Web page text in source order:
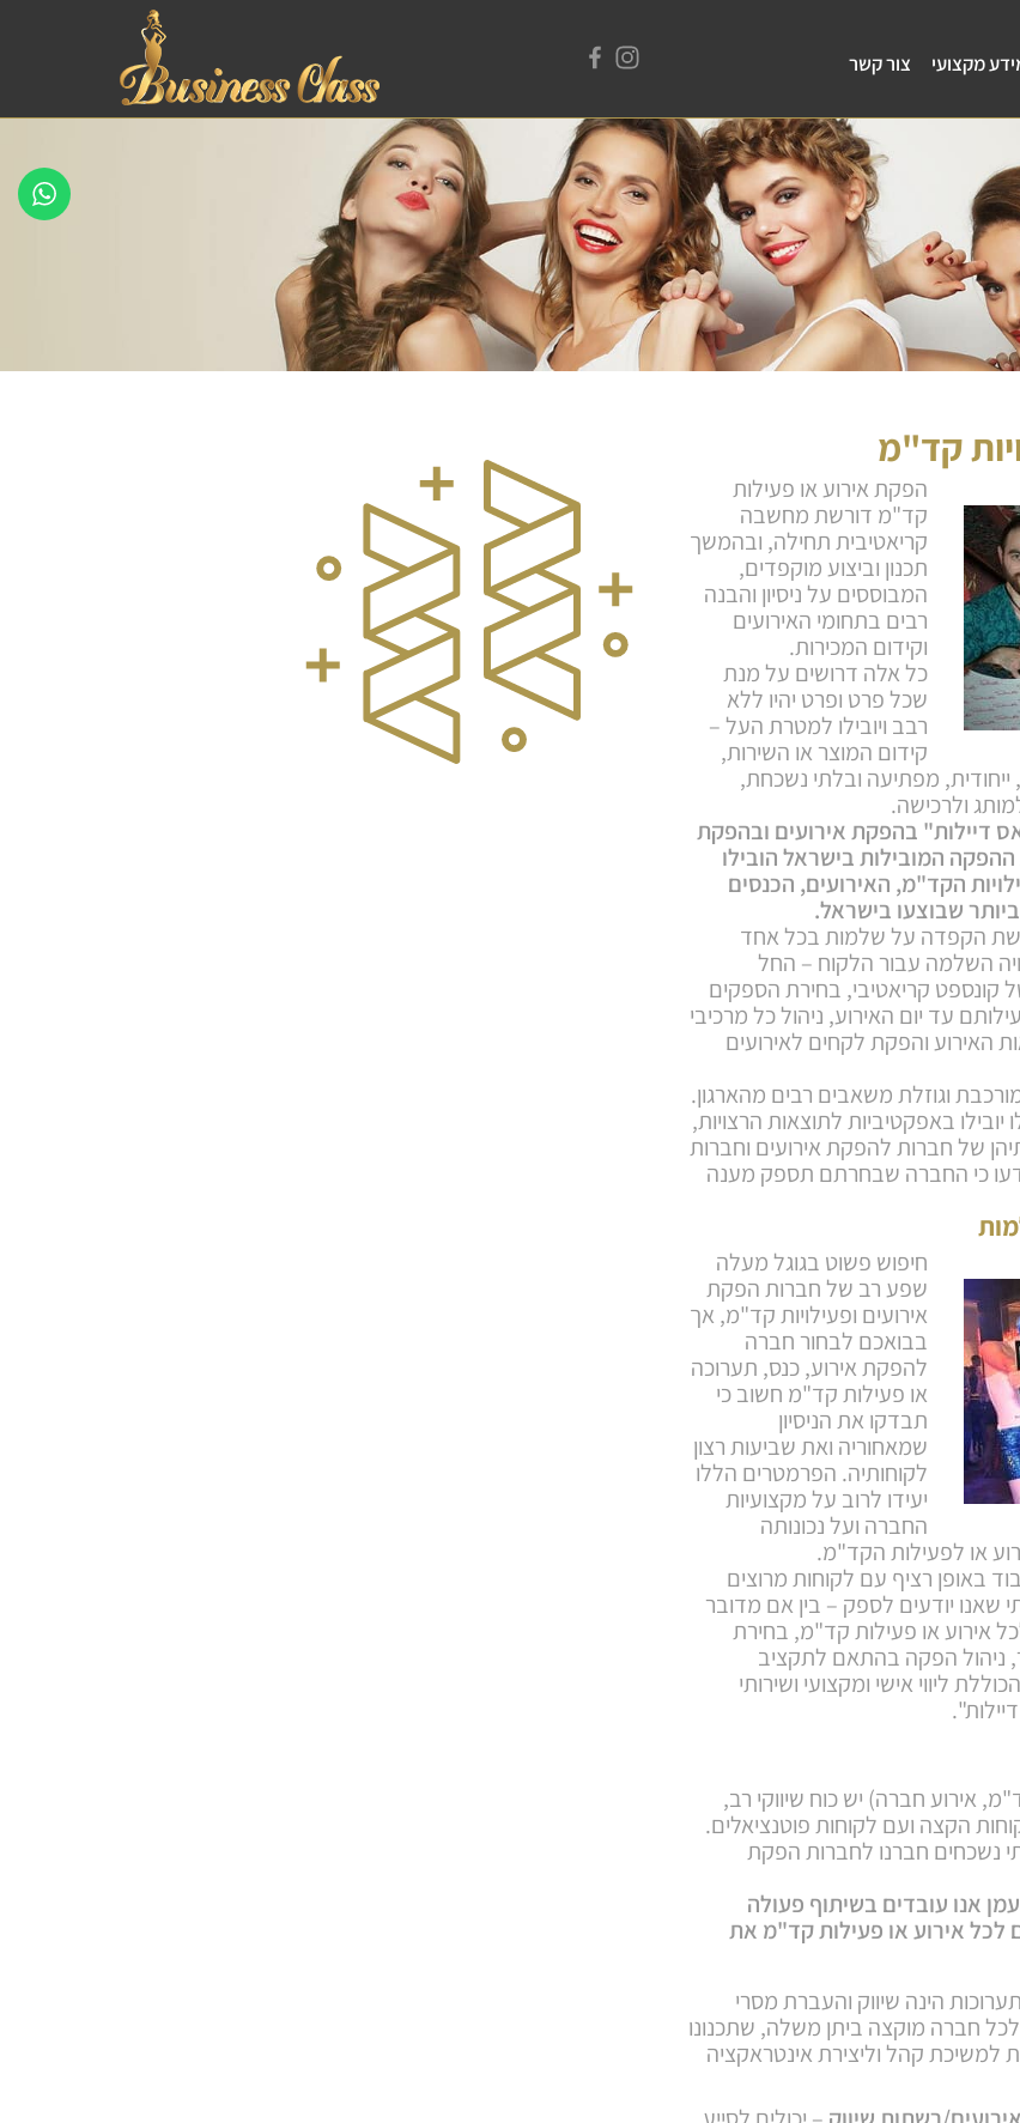
מקצועי צור קשר
קד"מ
הפקת אירוע או פעילות
קד"מ דורשת מחשבה
קריאטיבית תחילה, ובהמשך
תכנון וביצוע מוקפדים,
המבוססים על ניסיון והבנה
רבים בתחומי האירועים
וקידום המכירות.
כל אלה דרושים על מנת
שכל פרט ופרט יהיו ללא
רבב ויובילו למטרת העל –
קידום המוצר או השירות,
ייחודית, מפתיעה ובלתי נשכחת,
ולרכישה.
דיילות" בהפקת אירועים ובהפקת
המובילות בישראל הובילו
הקד"מ, האירועים, הכנסים
שבוצעו בישראל.
הקפדה על שלמות בכל אחד
השלמה עבור הלקוח – החל
קונספט קריאטיבי, בחירת הספקים
עד יום האירוע, ניהול כל מרכיבי
האירוע והפקת לקחים לאירועים
וגוזלת משאבים רבים מהארגון.
באפקטיביות לתוצאות הרצויות,
של חברות להפקת אירועים וחברות
כי החברה שבחרתם תספק מענה
חיפוש פשוט בגוגל מעלה
שפע רב של חברות הפקת
אירועים ופעילויות קד"מ, אך
בבואכם לבחור חברה
להפקת אירוע, כנס, תערוכה
או פעילות קד"מ חשוב כי
תבדקו את הניסיון
שמאחוריה ואת שביעות רצון
לקוחותיה. הפרמטרים הללו
יעידו לרוב על מקצועיות
החברה ועל נכונותה
או לפעילות הקד"מ.
באופן רציף עם לקוחות מרוצים
שאנו יודעים לספק – בין אם מדובר
אירוע או פעילות קד"מ, בחירת
ניהול הפקה בהתאם לתקציב
ליווי אישי ומקצועי ושירותי
אירוע חברה) יש כוח שיווקי רב,
הקצה ועם לקוחות פוטנציאלים.
נשכחים חברנו לחברות הפקת
אנו עובדים בשיתוף פעולה
לכל אירוע או פעילות קד"מ את
הינה שיווק והעברת מסרי
חברה מוקצה ביתן משלה, שתכנונו
למשיכת קהל וליצירת אינטראקציה